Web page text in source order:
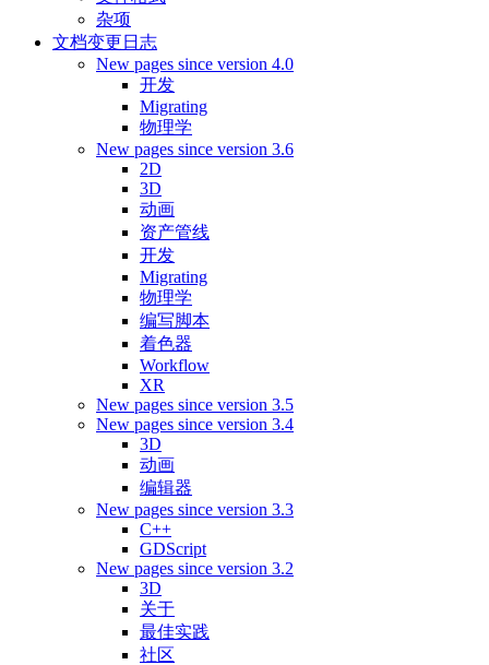
杂项
文档变更日志
New pages since version 4.0
开发
Migrating
物理学
New pages since version 3.6
2D
3D
动画
资产管线
开发
Migrating
物理学
编写脚本
着色器
Workflow
XR
New pages since version 3.5
New pages since version 3.4
3D
动画
编辑器
New pages since version 3.3
C++
GDScript
New pages since version 3.2
3D
关于
最佳实践
社区